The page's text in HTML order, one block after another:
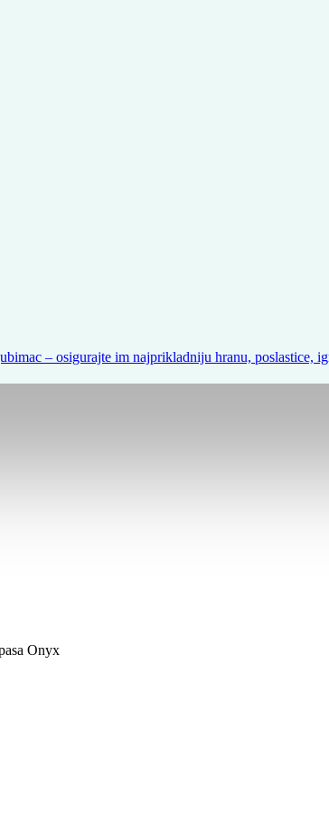
– osigurajte im najprikladniju hranu, poslastice,
Onyx